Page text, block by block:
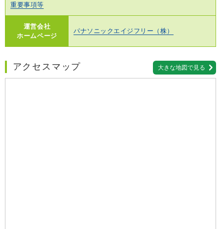
重要事項等
運営会社
ホームページ
パナソニックエイジフリー（株）
アクセスマップ 大きな地図で見る